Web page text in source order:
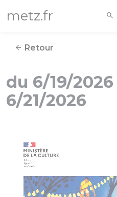
metz.fr
Retour
du 6/19/2026
6/21/2026